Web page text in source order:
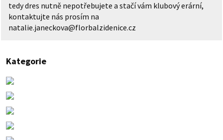
tedy dres nutně nepotřebujete a stačí vám klubový erární,
kontaktujte nás prosím na
natalie.janeckova@florbalzidenice.cz
Kategorie